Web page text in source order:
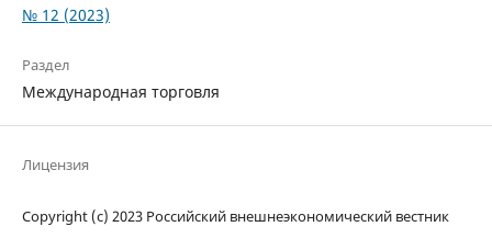
№ 12 (2023)
Раздел
Международная торговля
Лицензия
Copyright (c) 2023 Российский внешнеэкономический вестник